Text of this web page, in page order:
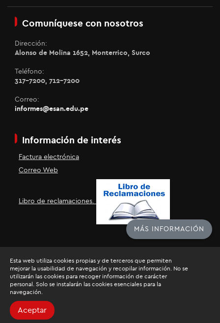
Comuníquese con nosotros
Dirección:
Alonso de Molina 1652, Monterrico, Surco
Teléfono:
317-7200, 712-7200
Correo:
informes@esan.edu.pe
Información de interés
Factura electrónica
Correo Web
Libro de reclamaciones.
Esta web utiliza cookies propias y de terceros que permiten
mejorar la usabilidad de navegación y recopilar información. No se
utilizarán las cookies para recoger información de carácter
personal. Solo se instalarán las cookies esenciales para la
navegación.
Aceptar
MÁS INFORMACIÓN